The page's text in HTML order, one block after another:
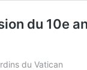
du 10e
du Vatican